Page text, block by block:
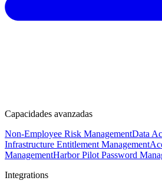
Capacidades avanzadas
Non-Employee Risk ManagementData
Infrastructure Entitlement Management
ManagementHarbor Pilot Password
Integrations